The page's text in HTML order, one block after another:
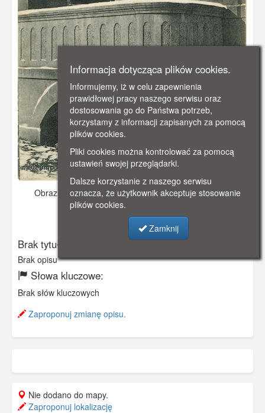
Obraz pochodzi z- data nieznanaDodano: 2026-05-16
Wyświetlono: 191
Brak tytułu
Brak opisu
Słowa kluczowe:
Brak słów kluczowych
Zaproponuj zmianę opisu.
Nie dodano do mapy.
Zaproponuj lokalizację
Informacja dotycząca plików cookies.
Informujemy, iż w celu zapewnienia
prawidłowej pracy naszego serwisu oraz
dostosowania go do Państwa potrzeb,
korzystamy z informacji zapisanych za pomocą
plików cookies.
Pliki cookies można kontrolować za pomocą
ustawień swojej przeglądarki.
Dalsze korzystanie z naszego serwisu
oznacza, że użytkownik akceptuje stosowanie
plików cookies.
Zamknij